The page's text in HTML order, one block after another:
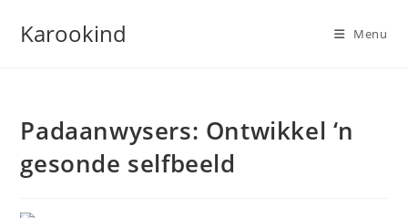
Karookind Menu
Padaanwysers: Ontwikkel ‘n
gesonde selfbeeld